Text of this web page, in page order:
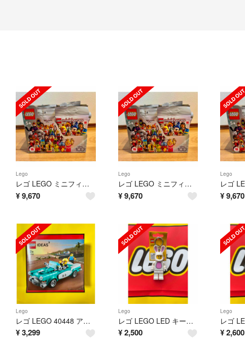
Lego
レゴ LEGO ミニフィグ ディズニー 100 71038 コンプリート18種類
¥9,670
Lego
レゴ LEGO ミニフィグ ディズニー 100 71038 コンプリート18種類
¥ 9,670
Lego
¥9,670
Lego
レゴ LEGO 40448 アイデア クラシックカー レア 非売品
¥3,299
Lego
レゴ LEGO LED キーライト 白 ウサギ うさぎ ミニフィグ キーホルダー
¥ 2,500
Lego
¥2,600